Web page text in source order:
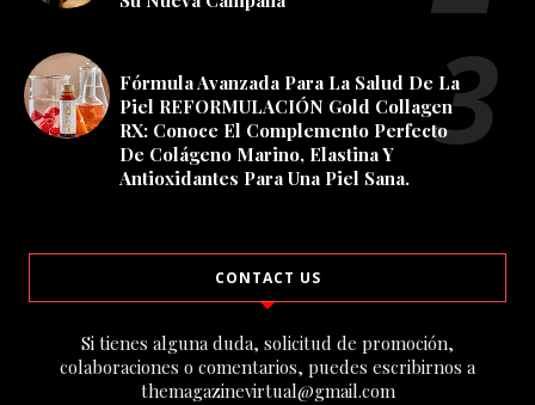
Fórmula Avanzada Para La Salud De La
Piel REFORMULACIÓN Gold Collagen
RX: Conoce El Complemento Perfecto
De Colágeno Marino, Elastina Y
Antioxidantes Para Una Piel Sana.
CONTACT US
Si tienes alguna duda, solicitud de promoción,
colaboraciones o comentarios, puedes escribirnos a
themagazinevirtual@gmail.com